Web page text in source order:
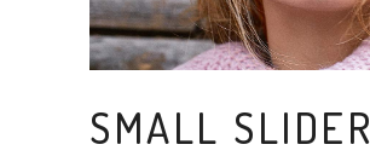
SMALL SLIDER